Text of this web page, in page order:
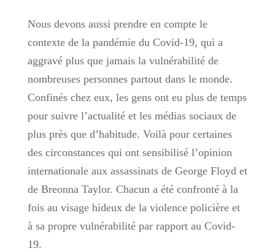
Nous devons aussi prendre en compte le
contexte de la pandémie du Covid-19, qui a
aggravé plus que jamais la vulnérabilité de
nombreuses personnes partout dans le monde.
Confinés chez eux, les gens ont eu plus de temps
pour suivre l’actualité et les médias sociaux de
plus près que d’habitude. Voilà pour certaines
des circonstances qui ont sensibilisé l’opinion
internationale aux assassinats de George Floyd et
de Breonna Taylor. Chacun a été confronté à la
fois au visage hideux de la violence policière et
à sa propre vulnérabilité par rapport au Covid-
19.